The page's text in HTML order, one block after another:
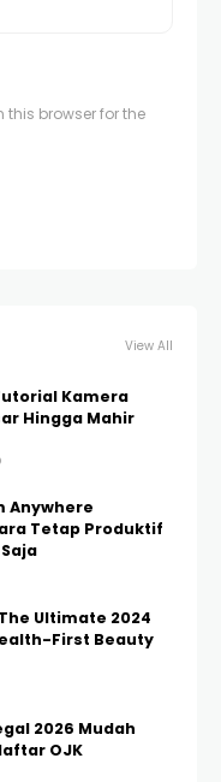
this browser for the
View All
Kamera
Hingga Mahir
Anywhere
Tetap Produktif
Ultimate 2024
First Beauty
2026 Mudah
OJK